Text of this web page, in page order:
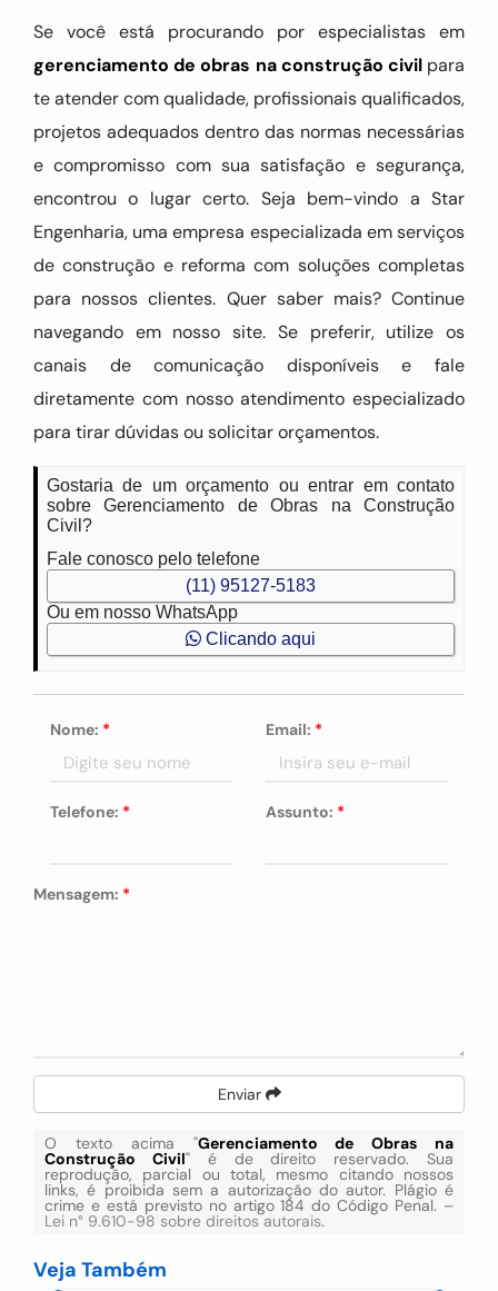
Se você está procurando por especialistas em
gerenciamento de obras na construção civilpara
te atender com qualidade, profissionais qualificados,
projetos adequados dentro das normas necessárias
e compromisso com sua satisfação e segurança,
encontrou o lugar certo. Seja bem-vindo a Star
Engenharia, uma empresa especializada em serviços
de construção e reforma com soluções completas
para nossos clientes. Quer saber mais? Continue
navegando em nosso site. Se preferir, utilize os
canais de comunicação disponíveis e fale
diretamente com nosso atendimento especializado
para tirar dúvidas ou solicitar orçamentos.
Gostaria de um orçamento ou entrar em contato
sobre Gerenciamento de Obras na Construção
Civil?
Fale conosco pelo telefone
(11) 95127-5183
Ou em nosso WhatsApp
Clicando aqui
Nome: * Email: *
Telefone: * Assunto: *
Mensagem: *
Enviar
O texto acima "Gerenciamento de Obras na
Construção Civil" é de direito reservado. Sua
reprodução, parcial ou total, mesmo citando nossos
links, é proibida sem a autorização do autor. Plágio é
crime e está previsto no artigo 184 do Código Penal. –
Lei n° 9.610-98 sobre direitos autorais.
Veja Também